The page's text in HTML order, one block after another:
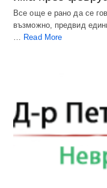
Все още е рано да се
възможно, предвид
… Read More